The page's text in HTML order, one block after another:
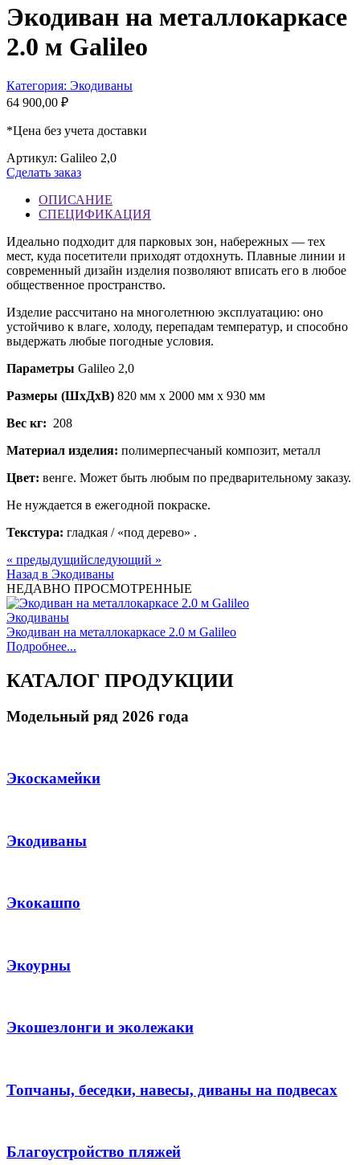
Экодиван на металлокаркасе
2.0 м Galileo
Категория: Экодиваны
64 900,00 ₽
*Цена без учета доставки
Артикул: Galileo 2,0
Сделать заказ
ОПИСАНИЕ
CПЕЦИФИКАЦИЯ
Идеально подходит для парковых зон, набережных — тех
мест, куда посетители приходят отдохнуть. Плавные линии и
современный дизайн изделия позволяют вписать его в любое
общественное пространство.
Изделие рассчитано на многолетнюю эксплуатацию: оно
устойчиво к влаге, холоду, перепадам температур, и способно
выдержать любые погодные условия.
Параметры Galileo 2,0
Размеры (ШхДхВ) 820 мм х 2000 мм х 930 мм
Вес кг: 208
Материал изделия: полимерпесчаный композит, металл
Цвет: венге. Может быть любым по предварительному заказу.
Не нуждается в ежегодной покраске.
Текстура: гладкая / «под дерево» .
« предыдущийследующий »
Назад в Экодиваны
НЕДАВНО ПРОСМОТРЕННЫЕ
Экодиваны
Экодиван на металлокаркасе 2.0 м Galileo
Подробнее...
КАТАЛОГ ПРОДУКЦИИ
Модельный ряд 2026 года
Экоскамейки
Экодиваны
Экокашпо
Экоурны
Экошезлонги и эколежаки
Топчаны, беседки, навесы, диваны на подвесах
Благоустройство пляжей